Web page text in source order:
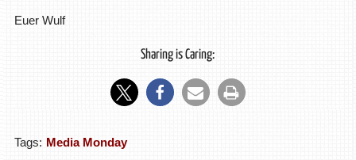
Euer Wulf
Sharing is Caring:
Tags: Media Monday